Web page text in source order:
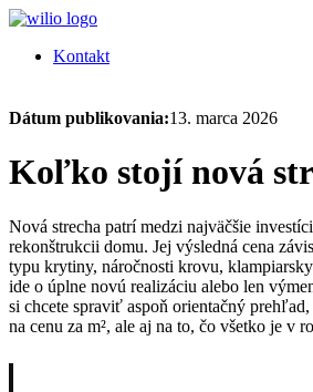
Kontakt
Dátum publikovania:13. marca 2026
Koľko stojí nová
Nová strecha patrí medzi najväčšie
rekonštrukcii domu. Jej výsledná cena
typu krytiny, náročnosti krovu,
ide o úplne novú realizáciu alebo len
si chcete spraviť aspoň orientačný
na cenu za m², ale aj na to, čo všetko je v